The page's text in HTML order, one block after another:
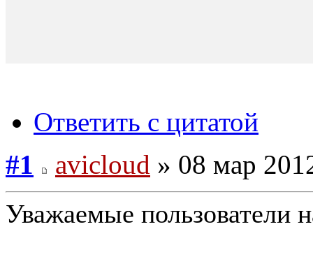
Ответить с цитатой
#1
avicloud » 08 мар
Уважаемые пользователи